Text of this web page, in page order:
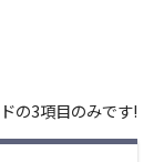
の3項目のみです!